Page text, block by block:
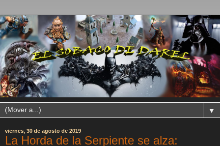
▼
viernes, 30 de agosto de 2019
La Horda de la Serpiente se alza: